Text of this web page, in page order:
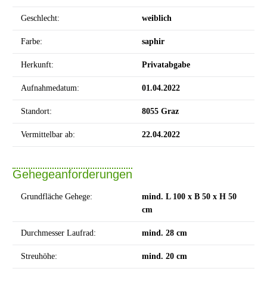
Geschlecht: weiblich
Farbe: saphir
Herkunft: Privatabgabe
Aufnahmedatum: 01.04.2022
Standort: 8055 Graz
Vermittelbar ab: 22.04.2022
Gehegeanforderungen
Grundfläche Gehege:
mind. L 100 x B 50 x H 50
cm
Durchmesser Laufrad: mind. 28 cm
Streuhöhe: mind. 20 cm